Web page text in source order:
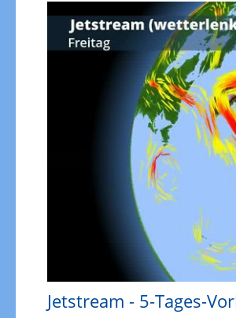
Jetstream - 5-Tages-